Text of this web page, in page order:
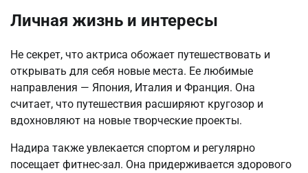
Личная жизнь и интересы
Не секрет, что актриса обожает путешествовать и
открывать для себя новые места. Ее любимые
направления — Япония, Италия и Франция. Она
считает, что путешествия расширяют кругозор и
вдохновляют на новые творческие проекты.
Надира также увлекается спортом и регулярно
посещает фитнес-зал. Она придерживается здорового